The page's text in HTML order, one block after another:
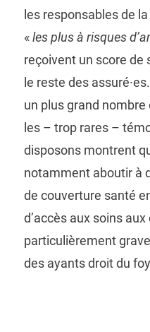
les responsables de
«les plus à risques
reçoivent un score de
le reste des
un plus grand
les – trop rares –
disposons montrent
notamment aboutir à
de couverture santé
d’accès aux soins
particulièrement
des ayants droit du